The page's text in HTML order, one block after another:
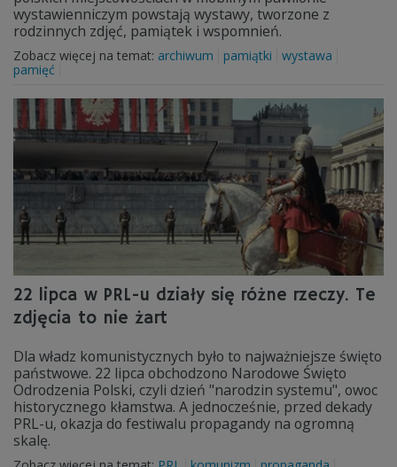
wystawienniczym powstają wystawy, tworzone z
rodzinnych zdjęć, pamiątek i wspomnień.
Zobacz więcej na temat: archiwum pamiątki
wystawa
pamięć
22 lipca w PRL-u działy się różne rzeczy. Te
zdjęcia to nie żart
Dla władz komunistycznych było to najważniejsze święto
państwowe. 22 lipca obchodzono Narodowe Święto
Odrodzenia Polski, czyli dzień "narodzin systemu", owoc
historycznego kłamstwa. A jednocześnie, przed dekady
PRL-u, okazja do festiwalu propagandy na ogromną
skalę.